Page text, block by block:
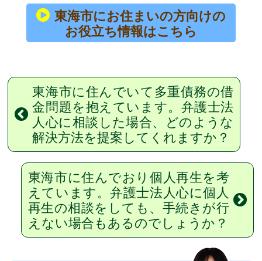
東海市にお住まいの方向けの
お役立ち情報はこちら
東海市に住んでいて多重債務の借
金問題を抱えています。弁護士法
人心に相談した場合、どのような
解決方法を提案してくれますか？
東海市に住んでおり個人再生を考
えています。弁護士法人心に個人
再生の相談をしても、手続きが行
えない場合もあるのでしょうか？